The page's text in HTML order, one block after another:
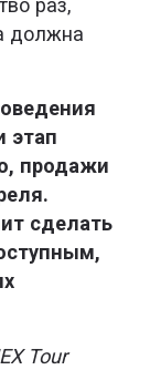
раз,
должна
этап
продажи
сделать
Tour